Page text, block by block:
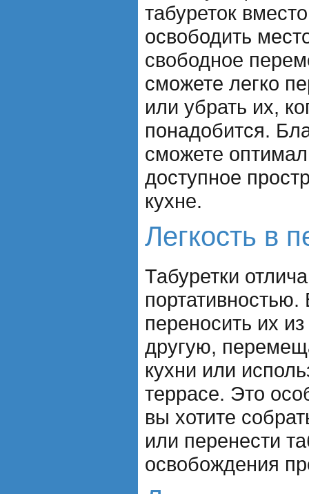
табуреток
освободить
свободное
сможете легко
или убрать их,
понадобится.
сможете
доступное
кухне.
Легкость в
Табуретки
переносить их
другую,
кухни или
террасе. Это
вы хотите
или перенести
освобождения